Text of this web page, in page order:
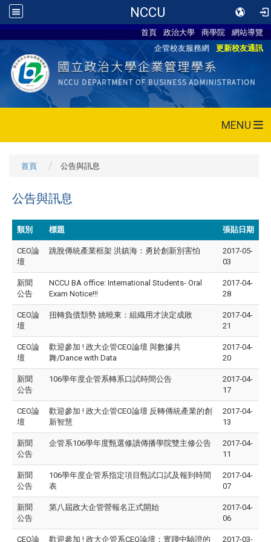
NCCU
首頁 政治大學 商學院
網站導覽
企管校友服務網
更新校友通訊
MENU
首頁 公告與訊息
公告與訊息
類別 標題 張貼日期
CEO論
壇
跳脫傳統產業框架 洪鎮海：勇於創新別害怕
2017-05-
03
新聞
公告
NCCU BA office: International Students- Oral
Exam Notice!!!
2017-04-
28
CEO論
壇
扭轉負債頹勢 姚曉東：組織用才決定成敗
2017-04-
21
CEO論
壇
歡迎參加 ! 政大企管CEO論壇 與數據共
舞/Dance with Data
2017-04-
20
新聞
公告
106學年度企管系轉系口試時間公告
2017-04-
17
CEO論
壇
歡迎參加 ! 政大企管CEO論壇 反轉傳統產業的創
新智慧
2017-04-
13
新聞
公告
企管系106學年度甄選修讀傳播學院雙主修公告
2017-04-
11
新聞
公告
106學年度企管系指定項目甄試口試及報到時間
表
2017-04-
07
新聞
公告
第八屆政大企管營報名正式開始
2017-04-
06
CEO論 ​歡迎參加 ! 政大企管系CEO論壇：實踐中驗證的 2017-03-